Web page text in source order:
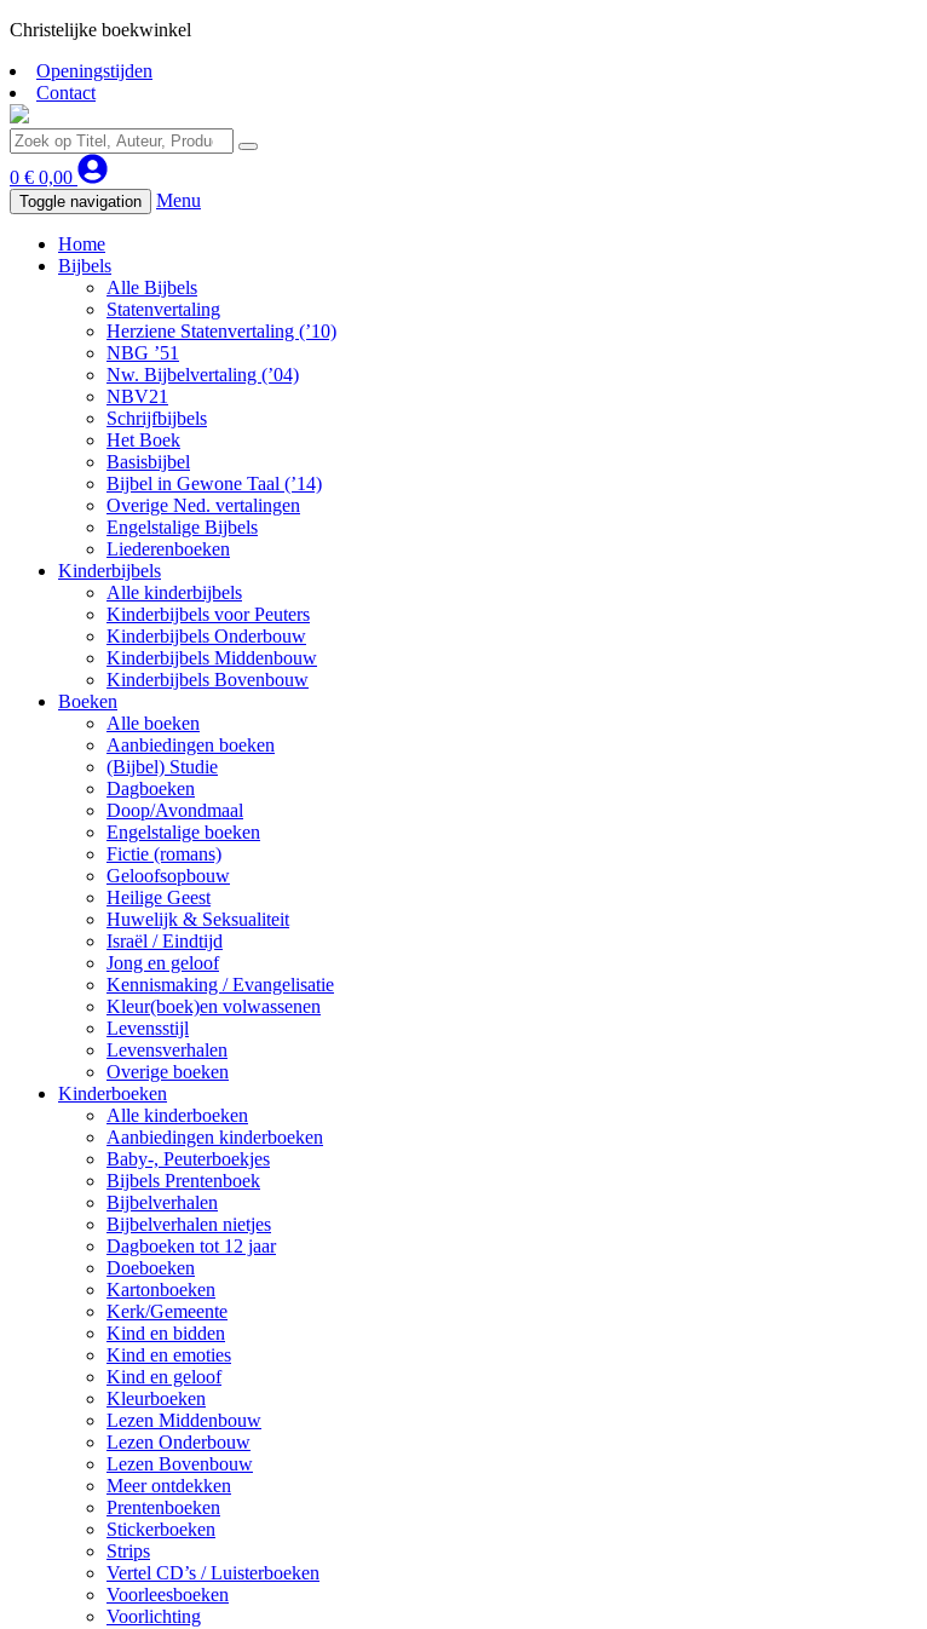
Christelijke boekwinkel
Openingstijden
Contact
0 € 0,00
Toggle navigation Menu
Home
Bijbels
Alle Bijbels
Statenvertaling
Herziene Statenvertaling (’10)
NBG ’51
Nw. Bijbelvertaling (’04)
NBV21
Schrijfbijbels
Het Boek
Basisbijbel
Bijbel in Gewone Taal (’14)
Overige Ned. vertalingen
Engelstalige Bijbels
Liederenboeken
Kinderbijbels
Alle kinderbijbels
Kinderbijbels voor Peuters
Kinderbijbels Onderbouw
Kinderbijbels Middenbouw
Kinderbijbels Bovenbouw
Boeken
Alle boeken
Aanbiedingen boeken
(Bijbel) Studie
Dagboeken
Doop/Avondmaal
Engelstalige boeken
Fictie (romans)
Geloofsopbouw
Heilige Geest
Huwelijk & Seksualiteit
Israël / Eindtijd
Jong en geloof
Kennismaking / Evangelisatie
Kleur(boek)en volwassenen
Levensstijl
Levensverhalen
Overige boeken
Kinderboeken
Alle kinderboeken
Aanbiedingen kinderboeken
Baby-, Peuterboekjes
Bijbels Prentenboek
Bijbelverhalen
Bijbelverhalen nietjes
Dagboeken tot 12 jaar
Doeboeken
Kartonboeken
Kerk/Gemeente
Kind en bidden
Kind en emoties
Kind en geloof
Kleurboeken
Lezen Middenbouw
Lezen Onderbouw
Lezen Bovenbouw
Meer ontdekken
Prentenboeken
Stickerboeken
Strips
Vertel CD’s / Luisterboeken
Voorleesboeken
Voorlichting